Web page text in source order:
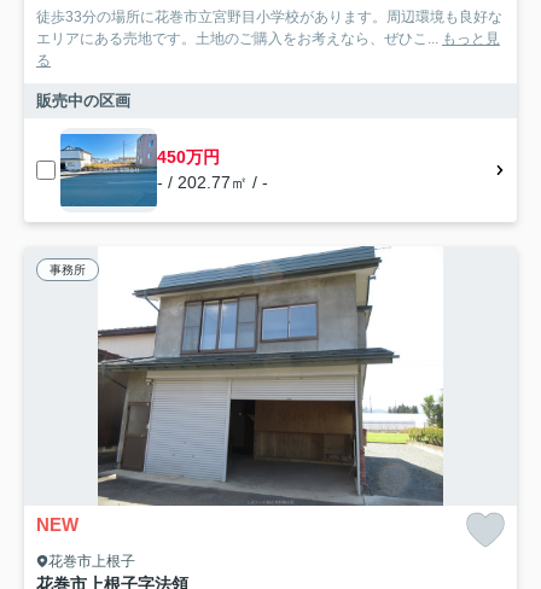
徒歩33分の場所に花巻市立宮野目小学校があります。周辺環境も良好な
エリアにある売地です。土地のご購入をお考えなら、ぜひこ... もっと見
る
販売中の区画
450万円
- / 202.77㎡ / -
事務所
NEW
花巻市上根子
花巻市上根子字法領